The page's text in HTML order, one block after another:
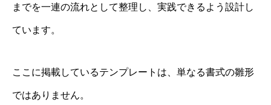
までを一連の流れとして整理し、実践できるよう設計し
ています。
ここに掲載しているテンプレートは、単なる書式の雛形
ではありません。